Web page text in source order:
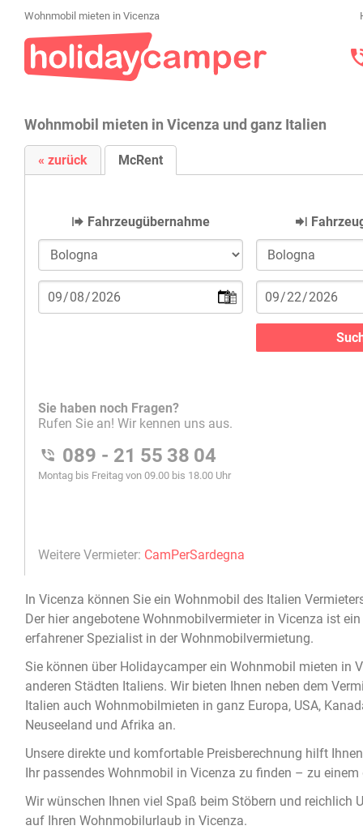
Wohnmobil mieten in Vicenza
Wohnmobil mieten in Vicenza und ganz Italien
In Vicenza können Sie ein Wohnmobil des Italien
Der hier angebotene Wohnmobilvermieter in Vicenza ist
erfahrener Spezialist in der Wohnmobilvermietung.
Sie können über Holidaycamper ein Wohnmobil mieten in
anderen Städten Italiens. Wir bieten Ihnen neben dem
Italien auch Wohnmobilmieten in ganz Europa, USA,
Neuseeland und Afrika an.
Unsere direkte und komfortable Preisberechnung hilft
Ihr passendes Wohnmobil in Vicenza zu finden – zu einem
Wir wünschen Ihnen viel Spaß beim Stöbern und reichlich
auf Ihren Wohnmobilurlaub in Vicenza.